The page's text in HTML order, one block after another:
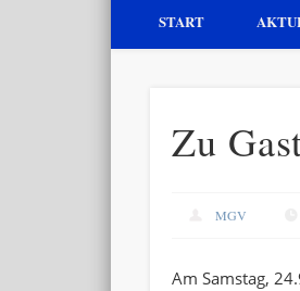
START
Zu
MGV
Am Samstag,